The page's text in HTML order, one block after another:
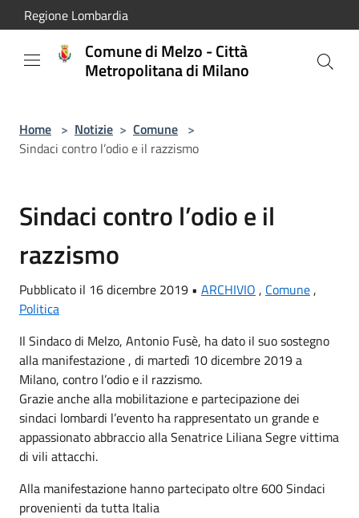
Salta al contenuto principale
Regione Lombardia
Comune di Melzo - Città
Metropolitana di Milano
Home > Notizie > Comune >
Sindaci contro l’odio e il razzismo
Sindaci contro l’odio e il
razzismo
Pubblicato il 16 dicembre 2019 • ARCHIVIO , Comune,
Politica
Il Sindaco di Melzo, Antonio Fusè, ha dato il suo sostegno
alla manifestazione , di martedì 10 dicembre 2019 a
Milano, contro l’odio e il razzismo.
Grazie anche alla mobilitazione e partecipazione dei
sindaci lombardi l’evento ha rappresentato un grande e
appassionato abbraccio alla Senatrice Liliana Segre vittima
di vili attacchi.
Alla manifestazione hanno partecipato oltre 600 Sindaci
provenienti da tutta Italia